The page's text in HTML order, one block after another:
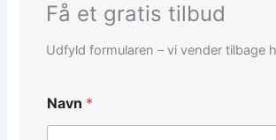
Få et gratis tilbud
Udfyld formularen – vi vender tilbage
Navn *